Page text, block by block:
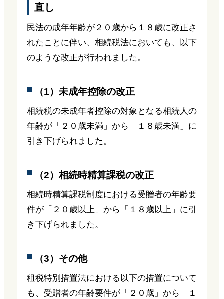
直し
民法の成年年齢が２０歳から１８歳に改正さ
れたことに伴い、相続税法においても、以下
のような改正が行われました。
（1）未成年控除の改正
相続税の未成年者控除の対象となる相続人の
年齢が「２０歳未満」から「１８歳未満」に
引き下げられました。
（2）相続時精算課税の改正
相続時精算課税制度における受贈者の年齢要
件が「２０歳以上」から「１８歳以上」に引
き下げられました。
（3）その他
租税特別措置法における以下の措置について
も、受贈者の年齢要件が「２０歳」から「１